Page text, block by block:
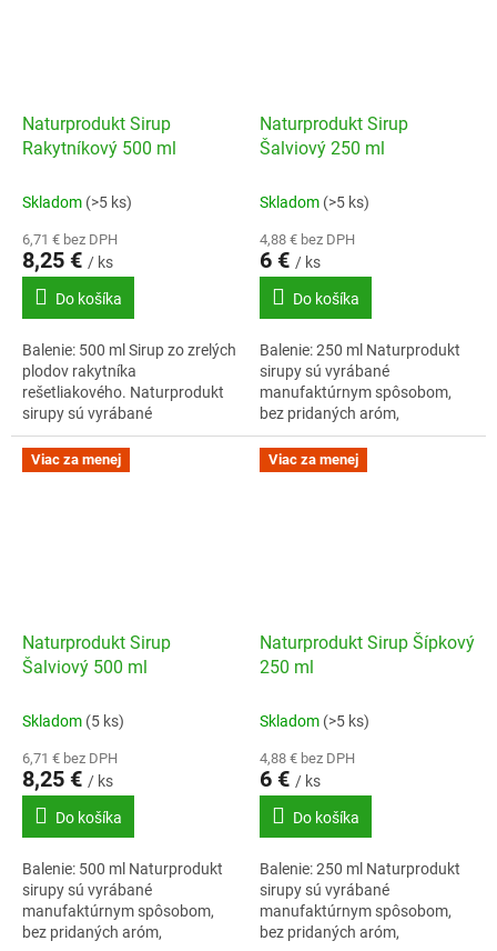
Naturprodukt Sirup
Rakytníkový 500 ml
Skladom (>5 ks)
6,71 € bez DPH
8,25 € / ks
Do košíka
Balenie: 500 ml Sirup zo zrelých
plodov rakytníka
rešetliakového. Naturprodukt
sirupy sú vyrábané
manufaktúrnym spôsobom,
bez pridaných aróm,
konzervantov či
Naturprodukt Sirup
Šalviový 250 ml
Skladom (>5 ks)
4,88 € bez DPH
6 € / ks
Do košíka
Balenie: 250 ml Naturprodukt
sirupy sú vyrábané
manufaktúrnym spôsobom,
bez pridaných aróm,
konzervantov či
zvýrazňovačov chuti. Vôňu a
chuť dodáva sirupom
Viac za menej
Naturprodukt Sirup
Šalviový 500 ml
Skladom (5 ks)
6,71 € bez DPH
8,25 € / ks
Do košíka
Balenie: 500 ml Naturprodukt
sirupy sú vyrábané
manufaktúrnym spôsobom,
bez pridaných aróm,
Viac za menej
Naturprodukt Sirup Šípkový
250 ml
Skladom (>5 ks)
4,88 € bez DPH
6 € / ks
Do košíka
Balenie: 250 ml Naturprodukt
sirupy sú vyrábané
manufaktúrnym spôsobom,
bez pridaných aróm,